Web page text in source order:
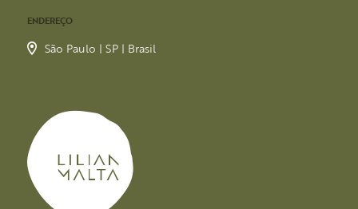
ENDEREÇO
São Paulo | SP | Brasil